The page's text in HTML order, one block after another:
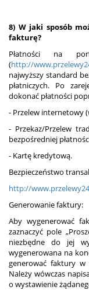
8) W jaki sposób
fakturę?
Płatności na
(http://
najwyższy standard
płatniczych. Po
dokonać płatności
- Przelew internetowy
- Przekaz/Przelew
bezpośredniej
- Kartę kredytową.
Bezpieczeństwo
http://
Generowanie faktury:
Aby wygenerować
zaznaczyć pole
niezbędne do jej
wygenerowana na
generować faktury
Należy wówczas
o wystawienie